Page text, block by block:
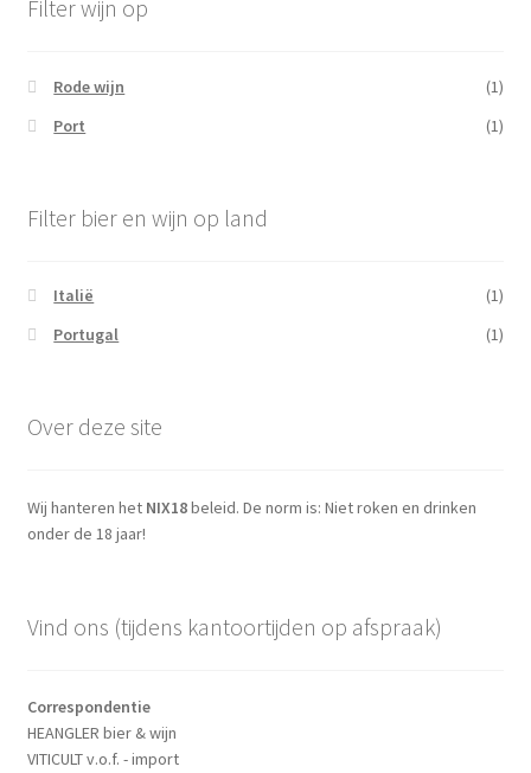
Filter wijn op
Rode wijn
(1)
Port
(1)
Filter bier en wijn op land
Italië
(1)
Portugal
(1)
Over deze site
Wij hanteren het NIX18beleid. De norm is: Niet roken en drinken
onder de 18 jaar!
Vind ons (tijdens kantoortijden op afspraak)
Correspondentie
HEANGLER bier & wijn
VITICULT v.o.f. - import